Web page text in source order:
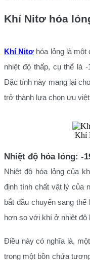
Khí Nitơ hóa
Khí Nitơ hóa lỏng là
nhiệt độ thấp, cụ thể là -
Đặc tính này mang lại
trở thành lựa chọn ưu
Khí
Nhiệt độ hóa lỏng: -
Nhiệt độ hóa lỏng của
định tính chất vật lý của
bắt đầu chuyển sang
hơn so với khí ở nhiệt độ
Điều này có nghĩa là,
trong một bồn chứa